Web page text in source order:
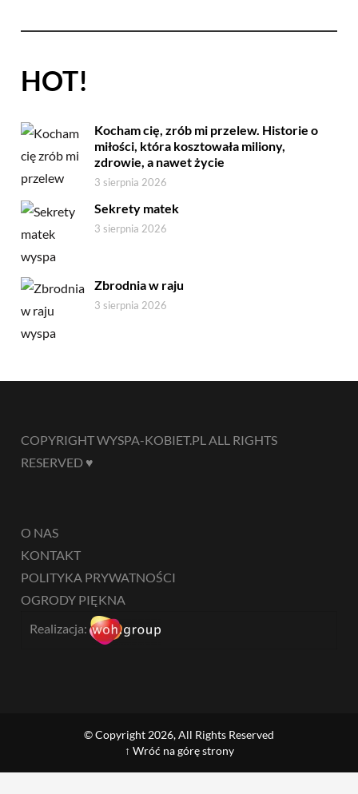
HOT!
Kocham cię, zrób mi przelew. Historie o
miłości, która kosztowała miliony,
zdrowie, a nawet życie
3 sierpnia 2026
Sekrety matek
3 sierpnia 2026
Zbrodnia w raju
3 sierpnia 2026
COPYRIGHT WYSPA-KOBIET.PL ALL RIGHTS
RESERVED ♥
O NAS
KONTAKT
POLITYKA PRYWATNOŚCI
OGRODY PIĘKNA
Realizacja:
© Copyright 2026, All Rights Reserved
↑ Wróć na górę strony